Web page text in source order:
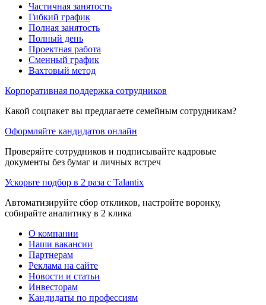
Частичная занятость
Гибкий график
Полная занятость
Полный день
Проектная работа
Сменный график
Вахтовый метод
Корпоративная поддержка сотрудников
Какой соцпакет вы предлагаете семейным сотрудникам?
Оформляйте кандидатов онлайн
Проверяйте сотрудников и подписывайте кадровые
документы без бумаг и личных встреч
Ускорьте подбор в 2 раза с Talantix
Автоматизируйте сбор откликов, настройте воронку,
собирайте аналитику в 2 клика
О компании
Наши вакансии
Партнерам
Реклама на сайте
Новости и статьи
Инвесторам
Кандидаты по профессиям